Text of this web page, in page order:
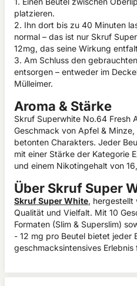
platzieren.
2. Ihn dort bis zu 40 Minuten
normal – das ist nur Skruf
12mg, das seine Wirkung
3. Am Schluss den
entsorgen – entweder im
Mülleimer.
Aroma & Stärke
Skruf Superwhite No.64 Fresh
Geschmack von Apfel &
betonten Charakters. Jeder
mit einer Stärke der Kategorie
und einem Nikotingehalt von
Über Skruf Super
Skruf Super White, hergestellt
Qualität und Vielfalt. Mit 10
Formaten (Slim & Superslim)
- 12 mg pro Beutel bietet jeder
geschmacksintensives